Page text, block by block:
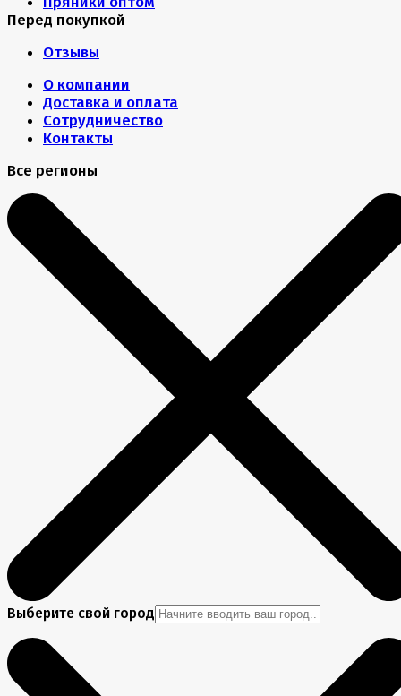
Перед покупкой
Отзывы
О компании
Доставка и оплата
Сотрудничество
Контакты
Все регионы
Выберите свой город